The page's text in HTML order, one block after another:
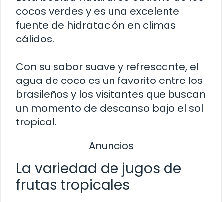
cocos verdes y es una excelente
fuente de hidratación en climas
cálidos.
Con su sabor suave y refrescante, el
agua de coco es un favorito entre los
brasileños y los visitantes que buscan
un momento de descanso bajo el sol
tropical.
Anuncios
La variedad de jugos de
frutas tropicales